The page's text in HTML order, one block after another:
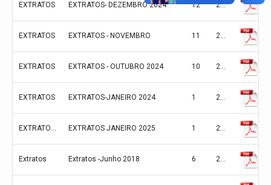
EXTRATOS EXTRATOS- DEZEMBRO 2024 12 2024
EXTRATOS EXTRATOS - NOVEMBRO 11 2024
EXTRATOS EXTRATOS - OUTUBRO 2024 10 2024
EXTRATOS EXTRATOS-JANEIRO 2024 1 2024
EXTRATOS 2025** EXTRATOS JANEIRO 2025 1 2024
Extratos Extratos -Junho 2018 6 2018